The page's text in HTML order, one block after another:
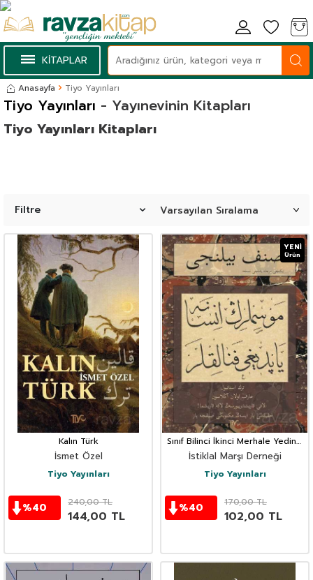
KİTAPLAR
Anasayfa Tiyo Yayınları
- Yayınevinin Kitapları
Tiyo Yayınları
Tiyo Yayınları Kitapları
Filtre
Kalın Türk
İsmet Özel
Tiyo Yayınları
%40 240,00TL
144,00 TL
YENI
Ürün
Sınıf Bilinci İkinci Merhale Yedinci
Nüsha
İstiklal Marşı Derneği
Tiyo Yayınları
%40 170,00TL
102,00 TL